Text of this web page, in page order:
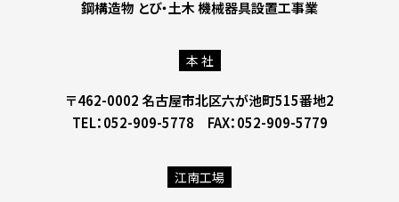
鋼構造物 とび・土木 機械器具設置工事業
本 社
〒462-0002 名古屋市北区六が池町515番地2
TEL：052-909-5778 FAX：052-909-5779
江南工場